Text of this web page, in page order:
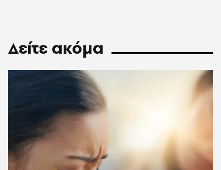
Δείτε ακόμα